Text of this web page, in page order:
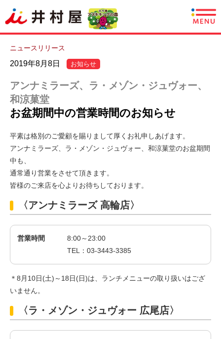
商品情報
あずきについて
企業情報
採用情報
Chinese
ニュースリリース
2019年8月8日 お知らせ
アンナミラーズ、ラ・メゾン・ジュヴォー、
和涼菓堂
お盆期間中の営業時間のお知らせ
平素は格別のご愛顧を賜りまして厚くお礼申しあげます。
アンナミラーズ、ラ・メゾン・ジュヴォー、和涼菓堂のお盆期間
中も、
通常通り営業をさせて頂きます。
皆様のご来店を心よりお待ちしております。
〈アンナミラーズ 高輪店〉
営業時間
8:00～23:00
TEL：03-3443-3385
＊8月10日(土)～18日(日)は、ランチメニューの取り扱いはござ
いません。
〈ラ・メゾン・ジュヴォー 広尾店〉